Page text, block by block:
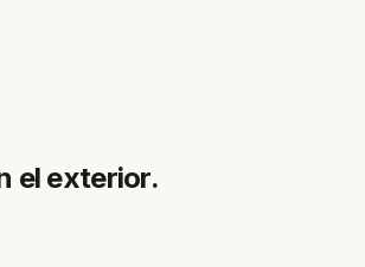
el exterior.